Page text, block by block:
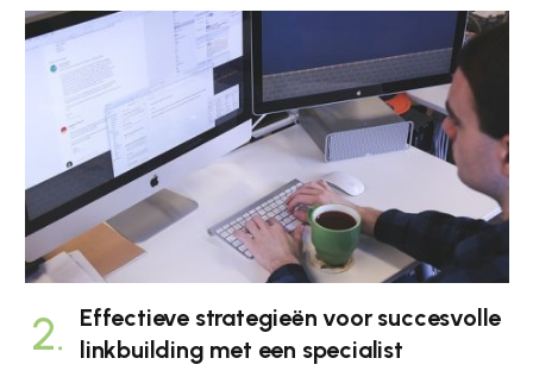
Effectieve strategieën voor succesvolle
linkbuilding met een specialist